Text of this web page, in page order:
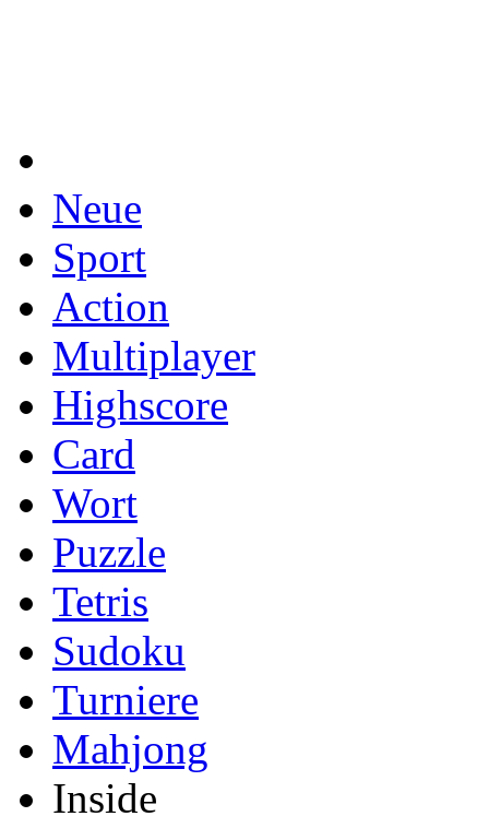
Neue
Sport
Action
Multiplayer
Highscore
Card
Wort
Puzzle
Tetris
Sudoku
Turniere
Mahjong
Inside